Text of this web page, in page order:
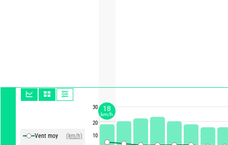
Vent moy
(km/h)
30
20
10
18
km/h